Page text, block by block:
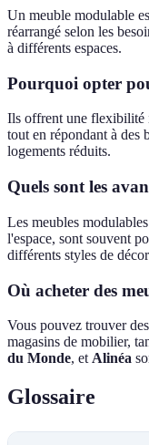
Un meuble modulable
réarrangé selon les
à différents espaces.
Pourquoi opter
Ils offrent une flexibilité
tout en répondant à des
logements réduits.
Quels sont les
Les meubles
l'espace, sont souvent
différents styles de
Où acheter des
Vous pouvez trouver
magasins de mobilier,
du Monde, et Alinéa
Glossaire